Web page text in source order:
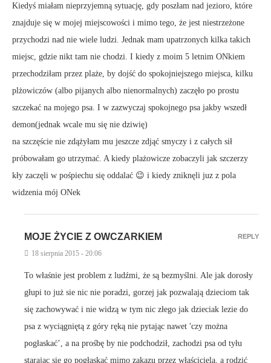
Kiedyś miałam nieprzyjemną sytuację, gdy poszłam nad jezioro, które
znajduje się w mojej miejscowości i mimo tego, że jest niestrzeżone
przychodzi nad nie wiele ludzi. Jednak mam upatrzonych kilka takich
miejsc, gdzie nikt tam nie chodzi. I kiedy z moim 5 letnim ONkiem
przechodziłam przez plaże, by dojść do spokojniejszego miejsca, kilku
plżowiczów (albo pijanych albo nienormalnych) zaczęło po prostu
szczekać na mojego psa. I w zazwyczaj spokojnego psa jakby wszedł
demon(jednak wcale mu się nie dziwię)
na szczęście nie zdążyłam mu jeszcze zdjąć smyczy i z całych sił
próbowałam go utrzymać. A kiedy plażowicze zobaczyli jak szczerzy
kły zaczęli w pośpiechu się oddalać 😉 i kiedy zniknęli juz z pola
widzenia mój ONek
MOJE ŻYCIE Z OWCZARKIEM
18 sierpnia 2015 - 20:06
To właśnie jest problem z ludźmi, że są bezmyślni. Ale jak dorosły
głupi to już sie nic nie poradzi, gorzej jak pozwalają dzieciom tak
się zachowywać i nie widzą w tym nic złego jak dzieciak lezie do
psa z wyciągniętą z góry ręką nie pytając nawet 'czy można
pogłaskać’, a na prośbę by nie podchodził, zachodzi psa od tyłu
starając się go pogłaskać mimo zakazu przez właściciela, a rodzić
REPLY